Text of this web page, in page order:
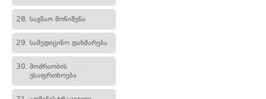
28. საგზაო მონიშვნა
29. სამედიცინო დახმარება
30. მოძრაობის
უსაფრთხოება